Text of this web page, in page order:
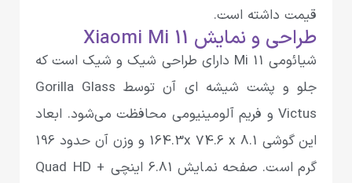
قیمت داشته است.
طراحی و نمایش Xiaomi Mi 11
شیائومی‌ Mi 11 دارای طراحی شیک و شیک است که
جلو و پشت شیشه ای آن توسط Gorilla Glass
Victus و فریم آلومینیومی‌ محافظت می‌شود. ابعاد
این گوشی 164.3x 74.6 x 8.1 و وزن آن حدود 196
گرم است. صفحه نمایش 6.81 اینچی Quad HD +